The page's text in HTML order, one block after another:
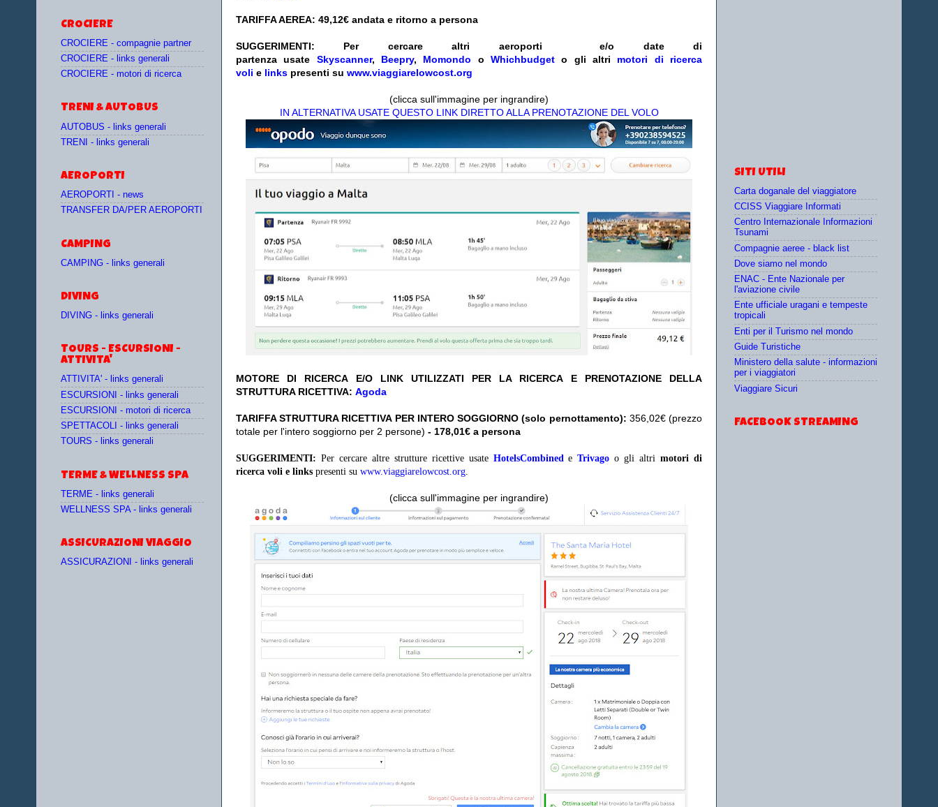
TARIFFA AEREA: 49,12€ andata e ritorno a persona
SUGGERIMENTI: Per cercare altri aeroporti e/o date di
partenza usate Skyscanner, Beepry, Momondo oWhichbudget o gli altri motori di ricerca
voli e links presenti su www.viaggiarelowcost.org
(clicca sull'immagine per ingrandire)
IN ALTERNATIVA USATE QUESTO LINK DIRETTO ALLA PRENOTAZIONE DEL VOLO
MOTORE DI RICERCA E/O LINK UTILIZZATI PER LA RICERCA E PRENOTAZIONE DELLA
STRUTTURA RICETTIVA: Agoda
TARIFFA STRUTTURA RICETTIVA PER INTERO SOGGIORNO (solo pernottamento): 356,02€ (prezzo
totale per l'intero soggiorno per 2 persone) - 178,01€ a persona
SUGGERIMENTI: Per cercare altre strutture ricettive usate HotelsCombinedeTrivago o gli altrimotori di
ricerca voli e links presenti su www.viaggiarelowcost.org.
(clicca sull'immagine per ingrandire)
CROCIERE
CROCIERE - compagnie partner
CROCIERE - links generali
CROCIERE - motori di ricerca
TRENI & AUTOBUS
AUTOBUS - links generali
TRENI - links generali
AEROPORTI
AEROPORTI - news
TRANSFER DA/PER AEROPORTI
CAMPING
CAMPING - links generali
DIVING
DIVING - links generali
TOURS - ESCURSIONI -
ATTIVITA'
ATTIVITA' - links generali
ESCURSIONI - links generali
ESCURSIONI - motori di ricerca
SPETTACOLI - links generali
TOURS - links generali
TERME & WELLNESS SPA
TERME - links generali
WELLNESS SPA - links generali
ASSICURAZIONI VIAGGIO
ASSICURAZIONI - links generali
SITI UTILI
Carta doganale del viaggiatore
CCISS Viaggiare Informati
Centro Internazionale Informazioni
Tsunami
Compagnie aeree - black list
Dove siamo nel mondo
ENAC - Ente Nazionale per
l'aviazione civile
Ente ufficiale uragani e tempeste
tropicali
Enti per il Turismo nel mondo
Guide Turistiche
Ministero della salute - informazioni
per i viaggiatori
Viaggiare Sicuri
FACEBOOK STREAMING